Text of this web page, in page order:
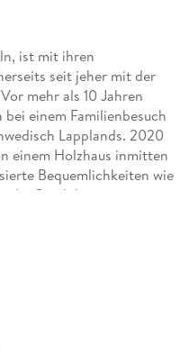
ist mit ihren
seit jeher mit der
mehr als 10 Jahren
einem Familienbesuch
Lapplands. 2020
einem Holzhaus inmitten
Bequemlichkeiten wie
Steckdose.
Kultur, nordische
das einfache Leben in
Webseite